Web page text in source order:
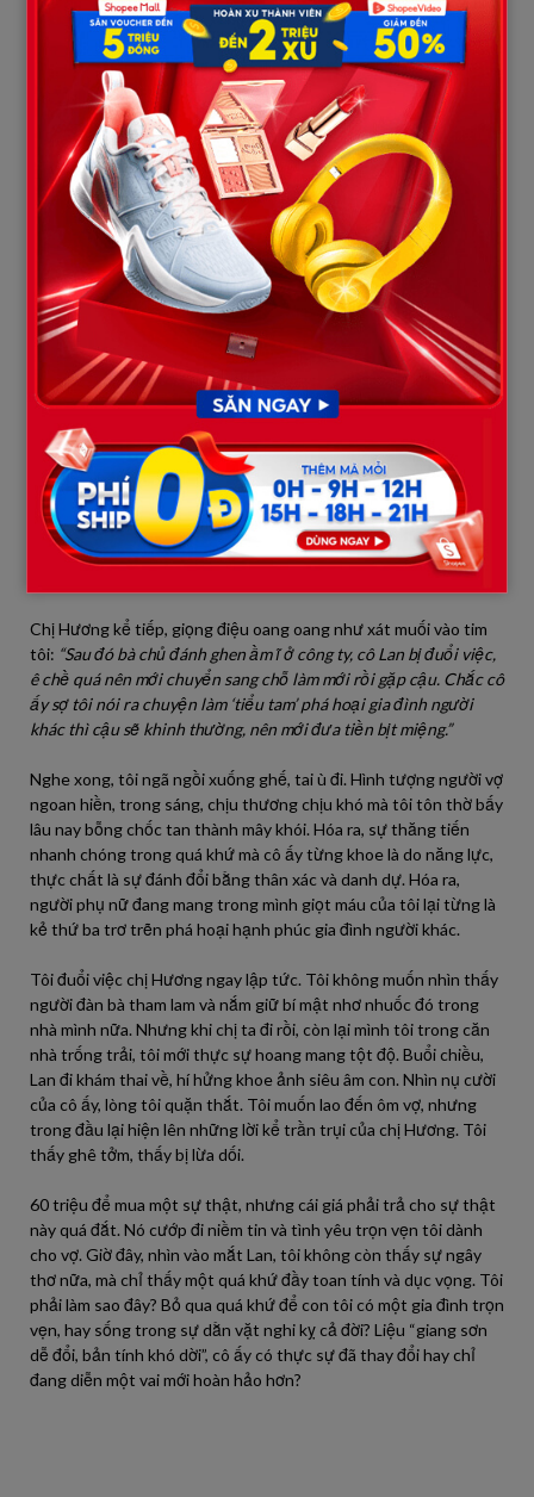
đập loạn nhịp, đầu óc quay cuồng với hàng vạn câu hỏi. Lan có bí
mật gì? Tại sao phải quỳ gối? Tại sao phải đưa tiền bịt miệng?
Sáng hôm sau, Lan tỏ ra bình thường như chưa có chuyện gì xảy
ra, nhưng đôi mắt sưng húp đã tố cáo tất cả. Đợi vợ đi khám thai
định kỳ (tôi lấy cớ bận họp đột xuất không đưa đi được), tôi gọi
giật chị Hương vào phòng làm việc. Tôi ném lên bàn một xấp tiền
lớn, giọng lạnh lùng:“Tôi biết tối qua vợ tôi đưa chị 30 triệu. Ở
đây tôi có 60 triệu. Chị cầm lấy và nói cho tôi biết sự thật, hoặc
là cuốn gói ra khỏi nhà tôi ngay lập tức và đừng hòng xin được
việc ở đâu tại cái đất này nữa.”
Chị Hương nhìn số tiền, ánh mắt sáng lên, sự “trung thành” tối
qua với vợ tôi nhanh chóng bay biến. Chị ta cầm tiền, chép
miệng rồi kể lại tất cả. Hóa ra, trước khi quen tôi, Lan từng làm
thư ký cho một giám đốc công ty xây dựng – đó chính là ông chủ
cũ của chị Hương.
“Cậu không biết đâu,”
miệng,“Vợ cậu nhìn hiền lành thế thôi chứ ngày xưa ghê gớm
lắm. Ông chủ cũ của tôi đã có vợ con đề huề, nhưng cô Lan vẫn
bất chấp lao vào. Cô ấy cặp kè với sếp để được thăng chức,
được nâng đỡ trong công việc. Tôi làm giúp việc ở đó, bao nhiêu
lần thấy cô ấy lén lút về nhà ông chủ khi bà chủ đi vắng, hai
người họ ôm ấp, làm những chuyện… ngay tại phòng khách.”
Chị Hương kể tiếp, giọng điệu oang oang như xát muối vào tim
tôi: “Sau đó bà chủ đánh ghen ầm ĩ ở công ty, cô Lan bị đuổi việc,
ê chề quá nên mới chuyển sang chỗ làm mới rồi gặp cậu. Chắc cô
ấy sợ tôi nói ra chuyện làm ‘tiểu tam’ phá hoại gia đình người
khác thì cậu sẽ khinh thường, nên mới đưa tiền bịt miệng.”
Nghe xong, tôi ngã ngồi xuống ghế, tai ù đi. Hình tượng người vợ
ngoan hiền, trong sáng, chịu thương chịu khó mà tôi tôn thờ bấy
lâu nay bỗng chốc tan thành mây khói. Hóa ra, sự thăng tiến
nhanh chóng trong quá khứ mà cô ấy từng khoe là do năng lực,
thực chất là sự đánh đổi bằng thân xác và danh dự. Hóa ra,
người phụ nữ đang mang trong mình giọt máu của tôi lại từng là
kẻ thứ ba trơ trẽn phá hoại hạnh phúc gia đình người khác.
Tôi đuổi việc chị Hương ngay lập tức. Tôi không muốn nhìn thấy
người đàn bà tham lam và nắm giữ bí mật nhơ nhuốc đó trong
nhà mình nữa. Nhưng khi chị ta đi rồi, còn lại mình tôi trong căn
nhà trống trải, tôi mới thực sự hoang mang tột độ. Buổi chiều,
Lan đi khám thai về, hí hửng khoe ảnh siêu âm con. Nhìn nụ cười
của cô ấy, lòng tôi quặn thắt. Tôi muốn lao đến ôm vợ, nhưng
trong đầu lại hiện lên những lời kể trần trụi của chị Hương. Tôi
thấy ghê tởm, thấy bị lừa dối.
60 triệu để mua một sự thật, nhưng cái giá phải trả cho sự thật
này quá đắt. Nó cướp đi niềm tin và tình yêu trọn vẹn tôi dành
cho vợ. Giờ đây, nhìn vào mắt Lan, tôi không còn thấy sự ngây
thơ nữa, mà chỉ thấy một quá khứ đầy toan tính và dục vọng. Tôi
phải làm sao đây? Bỏ qua quá khứ để con tôi có một gia đình trọn
vẹn, hay sống trong sự dằn vặt nghi kỵ cả đời? Liệu “giang sơn
dễ đổi, bản tính khó dời”, cô ấy có thực sự đã thay đổi hay chỉ
đang diễn một vai mới hoàn hảo hơn?